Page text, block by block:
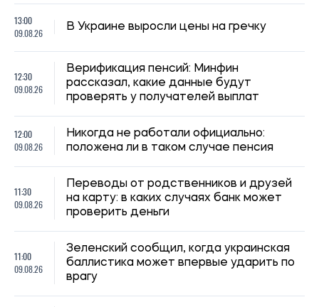
13:00
09.08.26
В Украине выросли цены на гречку
12:30
09.08.26
Верификация пенсий: Минфин
рассказал, какие данные будут
проверять у получателей выплат
12:00
09.08.26
Никогда не работали официально:
положена ли в таком случае пенсия
11:30
09.08.26
Переводы от родственников и друзей
на карту: в каких случаях банк может
проверить деньги
11:00
09.08.26
Зеленский сообщил, когда украинская
баллистика может впервые ударить по
врагу